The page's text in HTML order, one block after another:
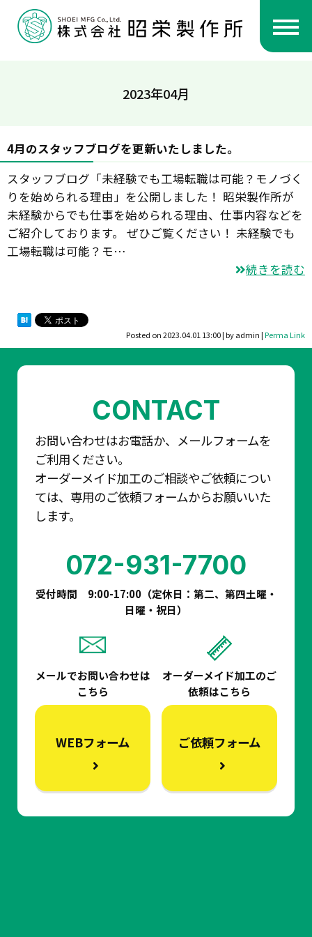
2023年04月
4月のスタッフブログを更新いたしました。
スタッフブログ「未経験でも工場転職は可能？モノづく
りを始められる理由」を公開しました！ 昭栄製作所が
未経験からでも仕事を始められる理由、仕事内容などを
ご紹介しております。 ぜひご覧ください！ 未経験でも
工場転職は可能？モ…
続きを読む
Posted on2023.04.01 13:00| byadmin |Perma Link
CONTACT
お問い合わせはお電話か、メールフォームを
ご利用ください。
オーダーメイド加工のご相談やご依頼につい
ては、専用のご依頼フォームからお願いいた
します。
072-931-7700
受付時間 9:00-17:00（定休日：第二、第四土曜・
日曜・祝日）
メールでお問い合わせは
こちら
WEBフォーム
オーダーメイド加工のご
依頼はこちら
ご依頼フォーム